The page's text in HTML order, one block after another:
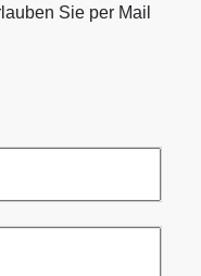
Sie per Mail